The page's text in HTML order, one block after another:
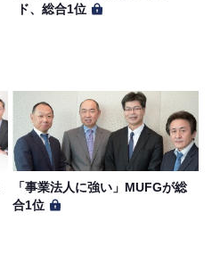
ド、総合1位
「事業法人に強い」MUFGが総
合1位